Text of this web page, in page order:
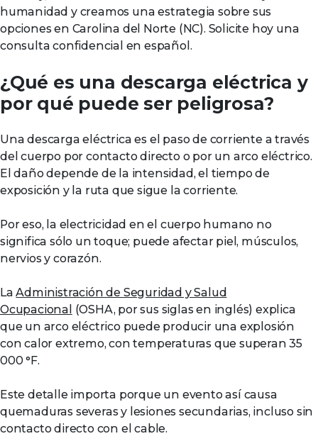
humanidad y creamos una estrategia sobre sus
opciones en Carolina del Norte (NC). Solicite hoy una
consulta confidencial en español.
¿Qué es una descarga eléctrica y
por qué puede ser peligrosa?
Una descarga eléctrica es el paso de corriente a través
del cuerpo por contacto directo o por un arco eléctrico.
El daño depende de la intensidad, el tiempo de
exposición y la ruta que sigue la corriente.
Por eso, la electricidad en el cuerpo humano no
significa sólo un toque; puede afectar piel, músculos,
nervios y corazón.
LaAdministración de Seguridad y Salud
Ocupacional (OSHA, por sus siglas en inglés) explica
que un arco eléctrico puede producir una explosión
con calor extremo, con temperaturas que superan 35
000 °F.
Este detalle importa porque un evento así causa
quemaduras severas y lesiones secundarias, incluso sin
contacto directo con el cable.